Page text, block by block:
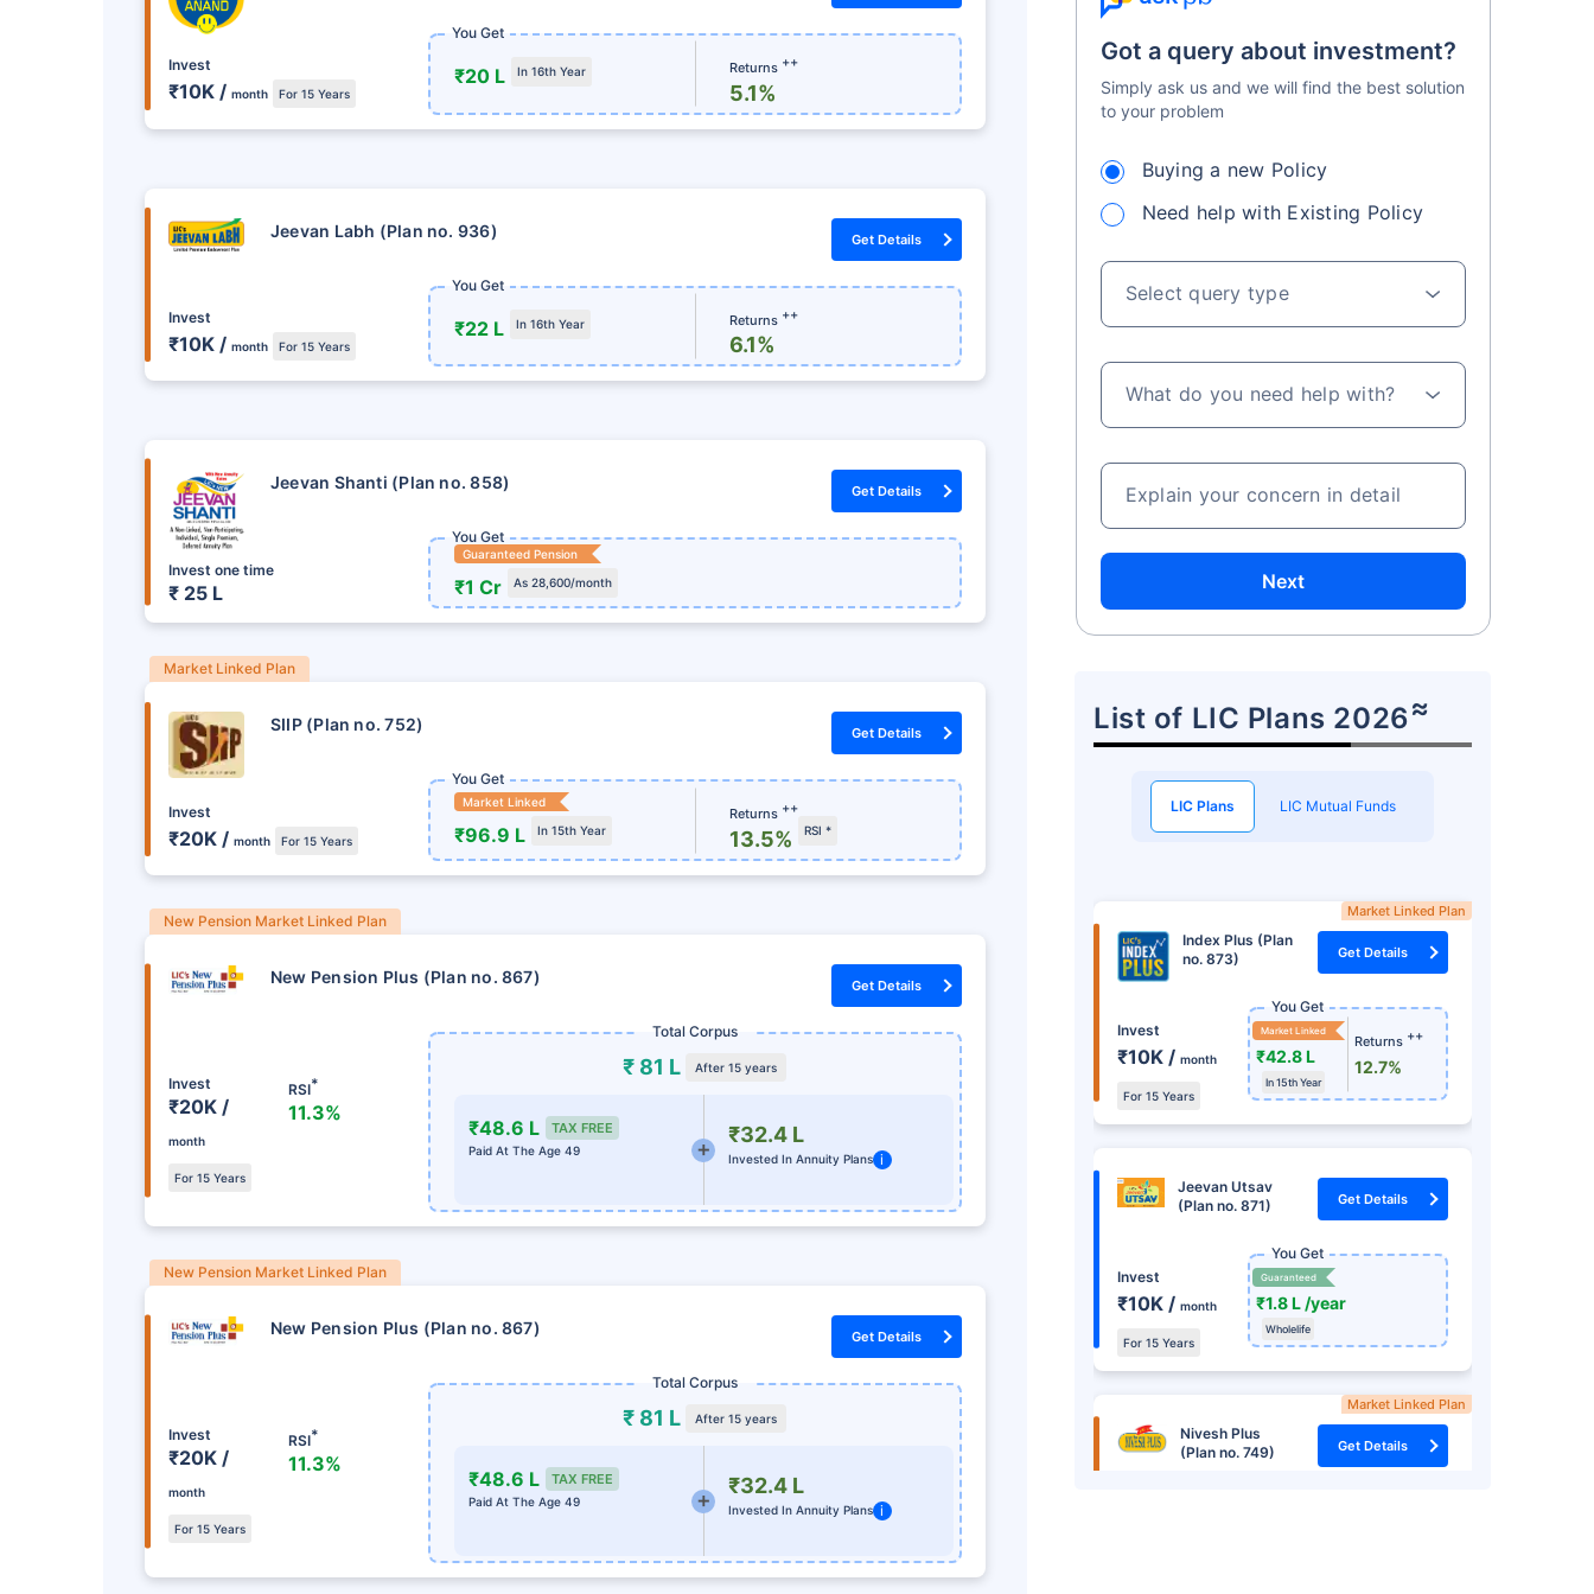
Invest
₹10K / month For 15 Years
You Get
₹20 L In 16th Year Returns ++
5.1%
Jeevan Labh (Plan no. 936) Get Details
Invest
₹10K / month For 15 Years
You Get
₹22 L In 16th Year Returns ++
6.1%
Jeevan Shanti (Plan no. 858) Get Details
Invest one time
₹ 25 L
You Get
Guaranteed Pension
₹1 Cr As 28,600/month
Market Linked Plan
SIIP (Plan no. 752) Get Details
Invest
₹20K / month For 15 Years
You Get
Market Linked
₹96.9 L In 15th Year
Returns ++
13.5% RSI *
New Pension Market Linked Plan
New Pension Plus (Plan no. 867) Get Details
Invest
₹20K /
month
For 15 Years
RSI*
11.3%
Total Corpus
₹ 81 L After 15 years
₹48.6 L TAX FREE
Paid At The Age 49
₹32.4 L
Invested In Annuity Plans i
New Pension Market Linked Plan
New Pension Plus (Plan no. 867) Get Details
Invest
₹20K /
month
For 15 Years
RSI*
11.3%
Total Corpus
₹ 81 L After 15 years
₹48.6 L TAX FREE
Paid At The Age 49
₹32.4 L
Invested In Annuity Plans i
Got a query about investment?
Simply ask us and we will find the best solution
to your problem
Buying a new Policy
Need help with Existing Policy
Select query type
What do you need help with?
Explain your concern in detail
Next
List of LIC Plans 2026≈
LIC Plans LIC Mutual Funds
Market Linked Plan
Index Plus (Plan
no. 873)
Get Details
Invest
₹10K / month
For 15 Years
You Get
Market Linked
₹42.8 L
In 15th Year
Returns ++
12.7%
Jeevan Utsav
(Plan no. 871)
Get Details
Invest
₹10K / month
For 15 Years
You Get
Guaranteed
₹1.8 L /year
Wholelife
Market Linked Plan
Nivesh Plus
(Plan no. 749)
Get Details
నెలవారీ మోడ్‌లో సింగిల్
ఇన్‌స్టాల్మెంట్ సౌకర్యం
ప్రత్యేక క్లెయిమ్ సహాయం
80C & 10(10)D* కింద పన్ను ఆదా దాచిన ఛార్జీలు లేవు